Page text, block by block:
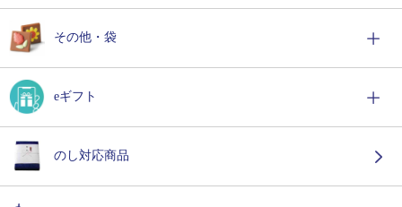
その他・袋
eギフト
のし対応商品